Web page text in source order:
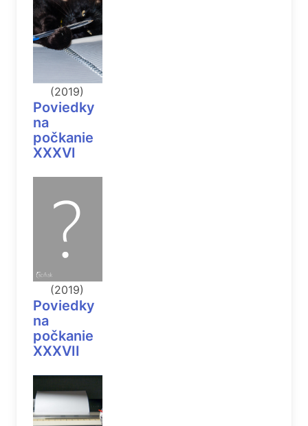
(2019)
Poviedky
na
počkanie
XXXVI
(2019)
Poviedky
na
počkanie
XXXVII